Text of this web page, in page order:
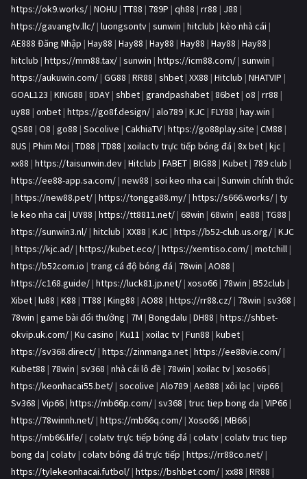
https://ok9.works/ | NOHU | TT88 | 789P | qh88 | rr88 | J88 |
https://gavangtv.llc/ | luongsontv | sunwin | hitclub | kèo nhà cái |
AE888 Đăng Nhập | Hay88 | Hay88 | Hay88 | Hay88 | Hay88 | Hay88 |
hitclub | https://mm88.tax/ | sunwin | https://icm88.com/ | sunwin |
https://aukuwin.com/ | GG88 | RR88 | shbet | XX88 | Hitclub | NHATVIP |
GOAL123 | KING88 | 8DAY | shbet | grandpashabet | 86bet | o8 | rr88 |
uy88 | onbet | https://go8f.design/ | alo789 | KJC | FLY88 | hay.win |
QS88 | O8 | go88 | Socolive | CakhiaTV | https://go88play.site | CM88 |
8US | Phim Moi | TD88 | TD88 | xoilactv trực tiếp bóng đá | 8x bet | kjc |
xx88 | https://taisunwin.dev | Hitclub | FABET | BIG88 | Kubet | 789 club |
https://ee88-app.sa.com/ | new88 | soi keo nha cai | Sunwin chính thức
| https://new88.pet/ | https://tongga88.my/ | https://s666.works/ | ty
le keo nha cai | UY88 | https://tt8811.net/ | 68win | 68win | ea88 | TG88 |
https://sunwin3.nl/ | hitclub | XX88 | KJC | https://b52-club.us.org/ | KJC
| https://kjc.ad/ | https://kubet.eco/ | https://xemtiso.com/ | motchill |
https://b52com.io | trang cá độ bóng đá | 78win | AO88 |
https://c168.guide/ | https://luck81.jp.net/ | xoso66 | 78win | B52club |
Xibet | lu88 | K88 | TT88 | King88 | AO88 | https://rr88.cz/ | 78win | sv368 |
78win | game bài đổi thưởng | 7M | Bongdalu | DH88 | https://shbet-
okvip.uk.com/ | Ku casino | Ku11 | xoilac tv | Fun88 | kubet |
https://sv368.direct/ | https://zinmanga.net | https://ee88vie.com/ |
Kubet88 | 78win | sv368 | nhà cái lô đề | 78win | xoilac tv | xoso66 |
https://keonhacai55.bet/ | socolive | Alo789 | Ae888 | xôi lạc | vip66 |
Sv368 | Vip66 | https://mb66p.com/ | sv368 | truc tiep bong da | VIP66 |
https://78winnh.net/ | https://mb66q.com/ | Xoso66 | MB66 |
https://mb66.life/ | colatv trực tiếp bóng đá | colatv | colatv truc tiep
bong da | colatv | colatv bóng đá trực tiếp | https://rr88co.net/ |
https://tylekeonhacai.futbol/ | https://bshbet.com/ | xx88 | RR88 |